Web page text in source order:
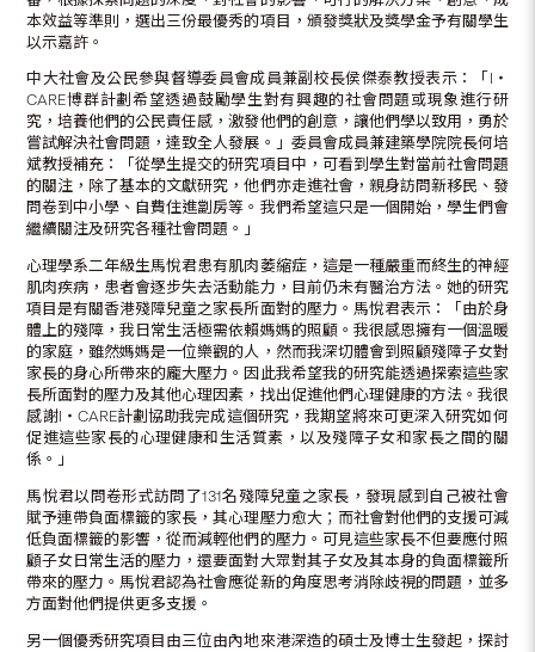
本效益等準則，選出三份最優秀的項目，頒發獎狀及獎學金予有關學生
以示嘉許。
中大社會及公民參與督導委員會成員兼副校長侯傑泰教授表示：「I‧
CARE博群計劃希望透過鼓勵學生對有興趣的社會問題或現象進行研
究，培養他們的公民責任感，激發他們的創意，讓他們學以致用，勇於
嘗試解決社會問題，達致全人發展。」委員會成員兼建築學院院長何培
斌教授補充：「從學生提交的研究項目中，可看到學生對當前社會問題
的關注，除了基本的文獻研究，他們亦走進社會，親身訪問新移民、發
問卷到中小學、自費住進劏房等。我們希望這只是一個開始，學生們會
繼續關注及研究各種社會問題。」
心理學系二年級生馬悅君患有肌肉萎縮症，這是一種嚴重而終生的神經
肌肉疾病，患者會逐步失去活動能力，目前仍未有醫治方法。她的研究
項目是有關香港殘障兒童之家長所面對的壓力。馬悅君表示：「由於身
體上的殘障，我日常生活極需依賴媽媽的照顧。我很感恩擁有一個溫暖
的家庭，雖然媽媽是一位樂觀的人，然而我深切體會到照顧殘障子女對
家長的身心所帶來的龐大壓力。因此我希望我的研究能透過探索這些家
長所面對的壓力及其他心理因素，找出促進他們心理健康的方法。我很
感謝I‧CARE計劃協助我完成這個研究，我期望將來可更深入研究如何
促進這些家長的心理健康和生活質素，以及殘障子女和家長之間的關
係。」
馬悅君以問卷形式訪問了131名殘障兒童之家長，發現感到自己被社會
賦予連帶負面標籤的家長，其心理壓力愈大；而社會對他們的支援可減
低負面標籤的影響，從而減輕他們的壓力。可見這些家長不但要應付照
顧子女日常生活的壓力，還要面對大眾對其子女及其本身的負面標籤所
帶來的壓力。馬悅君認為社會應從新的角度思考消除歧視的問題，並多
方面對他們提供更多支援。
另一個優秀研究項目由三位由內地來港深造的碩士及博士生發起，探討